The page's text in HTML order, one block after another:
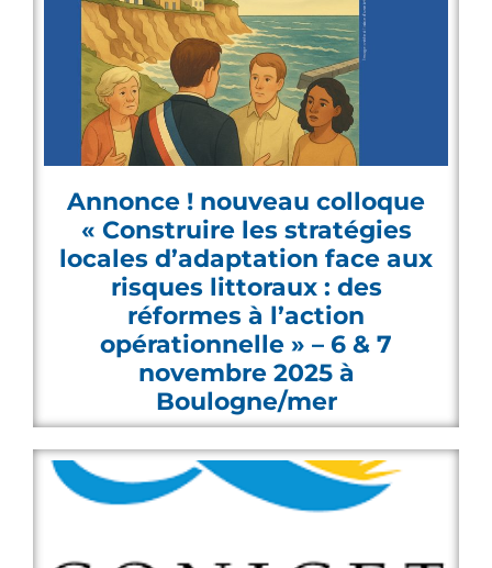
Annonce ! nouveau colloque
« Construire les stratégies
locales d’adaptation face aux
risques littoraux : des
réformes à l’action
opérationnelle » – 6 & 7
novembre 2025 à
Boulogne/mer